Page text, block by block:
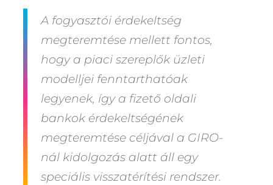
A fogyasztói érdekeltség
megteremtése mellett fontos,
hogy a piaci szereplők üzleti
modelljei fenntarthatóak
legyenek, így a fizető oldali
bankok érdekeltségének
megteremtése céljával a GIRO-
nál kidolgozás alatt áll egy
speciális visszatérítési rendszer.